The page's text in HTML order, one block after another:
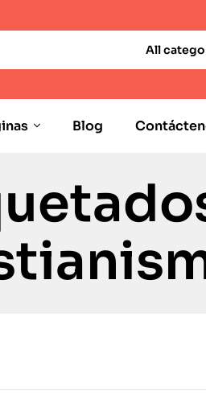
All
Blog